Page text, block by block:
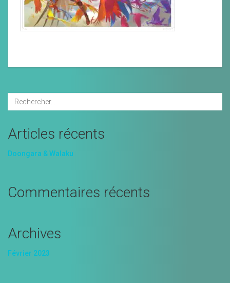
Articles récents
Doongara & Walaku
Commentaires récents
Archives
Février 2023